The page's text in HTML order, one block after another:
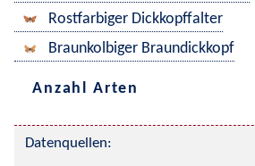
Rostfarbiger Dickkopffalter
Braunkolbiger Braundickkopf
Anzahl Arten
Datenquellen: